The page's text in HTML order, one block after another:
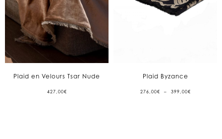
Plaid en Velours Tsar Nude
427,00€
Plaid Byzance
276,00€ – 399,00€PLAGE
DE